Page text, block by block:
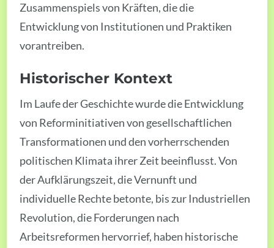
Zusammenspiels von Kräften, die die
Entwicklung von Institutionen und Praktiken
vorantreiben.
Historischer Kontext
Im Laufe der Geschichte wurde die Entwicklung
von Reforminitiativen von gesellschaftlichen
Transformationen und den vorherrschenden
politischen Klimata ihrer Zeit beeinflusst. Von
der Aufklärungszeit, die Vernunft und
individuelle Rechte betonte, bis zur Industriellen
Revolution, die Forderungen nach
Arbeitsreformen hervorrief, haben historische